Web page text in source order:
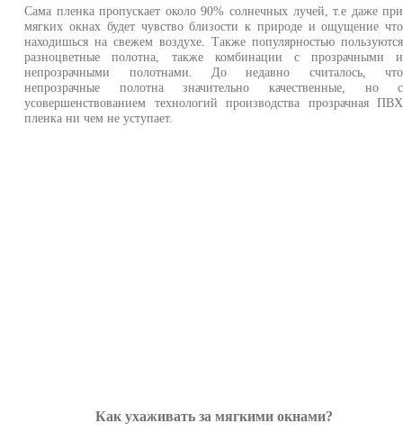
Сама пленка пропускает около 90% солнечных лучей, т.е даже при
мягких окнах будет чувство близости к природе и ощущение что
находишься на свежем воздухе. Также популярностью пользуются
разноцветные полотна, также комбинации с прозрачными и
непрозрачными полотнами. До недавно считалось, что
непрозрачные полотна значительно качественные, но с
усовершенствованием технологий производства прозрачная ПВХ
пленка ни чем не уступает.
Как ухаживать за мягкими окнами?